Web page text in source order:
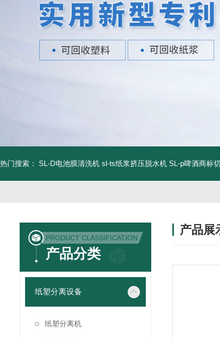
热门搜索： SL-D电池膜清洗机 sl-ts纸浆挤压脱水机 SL-p啤酒商标
PRODUCT CLASSIFICATION
产品分类
纸塑分离设备
纸塑分离机
产品展